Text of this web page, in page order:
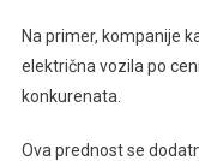
Na primer, kompanije
električna vozila po
konkurenata.
Ova prednost se